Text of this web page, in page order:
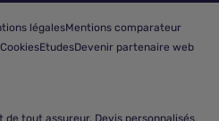
légalesMentions comparateur
CookiesEtudesDevenir partenaire web
de tout assureur. Devis personnalisés